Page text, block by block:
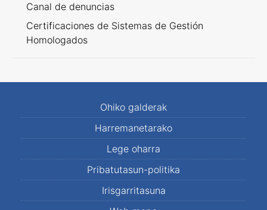
Canal de denuncias
Certificaciones de Sistemas de Gestión
Homologados
Ohiko galderak
Harremanetarako
Lege oharra
Pribatutasun-politika
Irisgarritasuna